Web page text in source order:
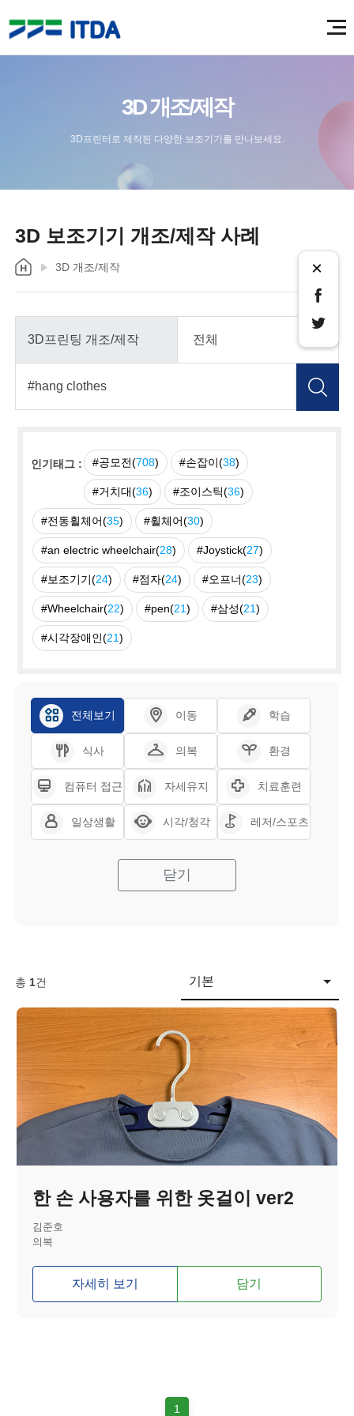
3D 개조/제작
3D프린터로 제작된 다양한 보조기기를 만나보세요.
3D 보조기기 개조/제작 사례
3D 개조/제작 ×
인기태그 : #공모전(708) #손잡이(38)
#거치대(36) #조이스틱(36)
#전동휠체어(35) #휠체어(30)
#an electric wheelchair(28) #Joystick(27)
#보조기기(24) #점자(24) #오프너(23)
#Wheelchair(22) #pen(21) #삼성(21)
#시각장애인(21)
전체보기 이동 학습
식사 의복 환경
컴퓨터 접근 자세유지 치료훈련
일상생활 시각/청각 레저/스포츠
닫기
총 1건 기본
한 손 사용자를 위한 옷걸이 ver2
김준호
의복
자세히 보기 담기
1